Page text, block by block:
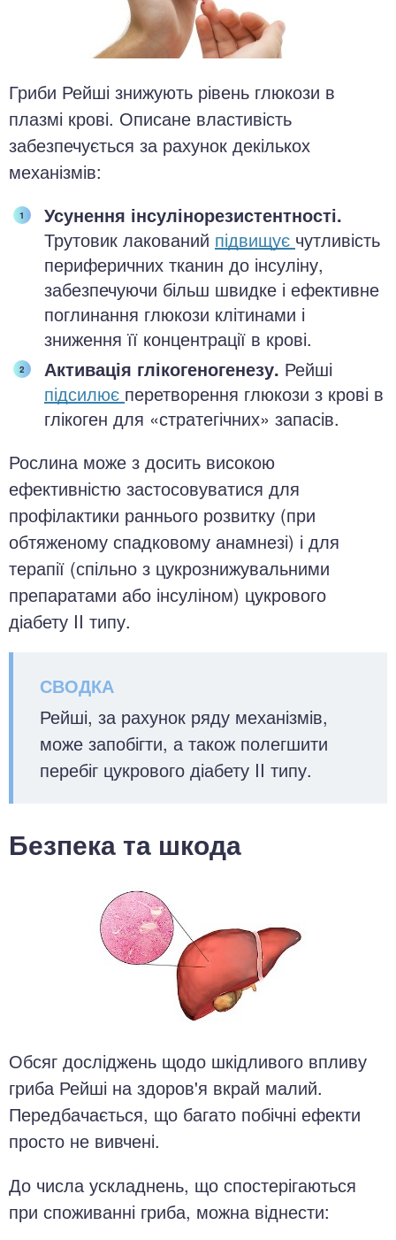
Гриби Рейші знижують рівень глюкози в
плазмі крові. Описане властивість
забезпечується за рахунок декількох
механізмів:
Усунення інсулінорезистентності.
Трутовик лакований підвищує чутливість
периферичних тканин до інсуліну,
забезпечуючи більш швидке і ефективне
поглинання глюкози клітинами і
зниження її концентрації в крові.
Активація глікогеногенезу. Рейші
підсилює перетворення глюкози з крові в
глікоген для «стратегічних» запасів.
Рослина може з досить високою
ефективністю застосовуватися для
профілактики раннього розвитку (при
обтяженому спадковому анамнезі) і для
терапії (спільно з цукрознижувальними
препаратами або інсуліном) цукрового
діабету II типу.
Рейші, за рахунок ряду механізмів,
може запобігти, а також полегшити
перебіг цукрового діабету II типу.
Безпека та шкода
Обсяг досліджень щодо шкідливого впливу
гриба Рейші на здоров'я вкрай малий.
Передбачається, що багато побічні ефекти
просто не вивчені.
До числа ускладнень, що спостерігаються
при споживанні гриба, можна віднести: